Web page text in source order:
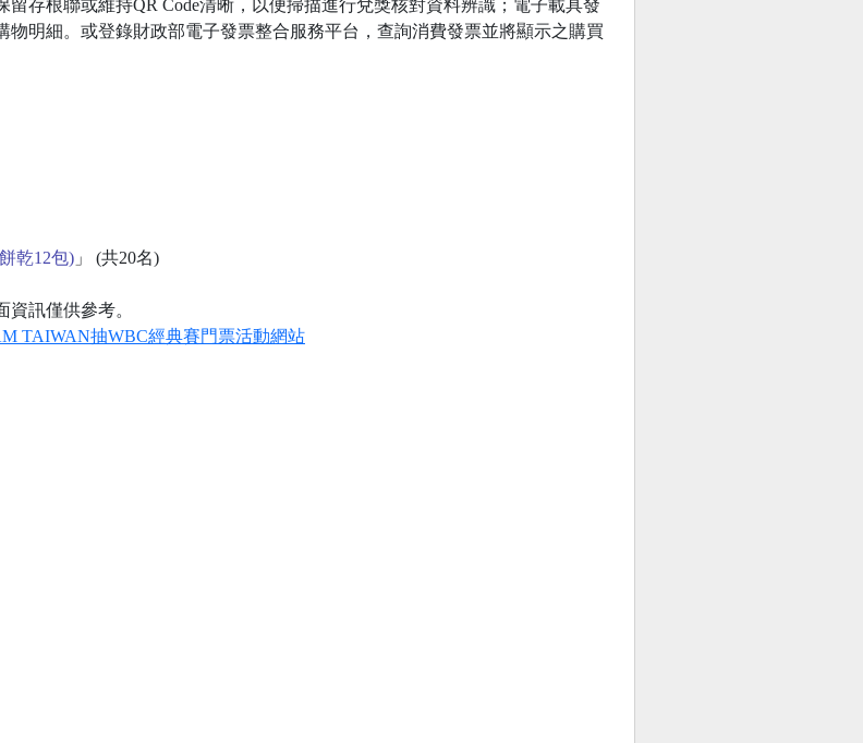
存根聯或維持QR Code清晰，以便掃描進行兌獎核對資料辨識；電子載具發
明細。或登錄財政部電子發票整合服務平台，查詢消費發票並將顯示之購買
乾12包)」 (共20名)
訊僅供參考。
TAIWAN抽WBC經典賽門票活動網站